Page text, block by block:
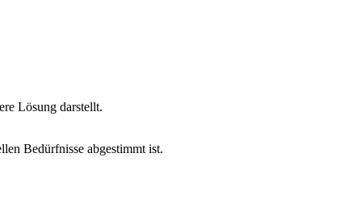
Lösung darstellt.
Bedürfnisse abgestimmt ist.